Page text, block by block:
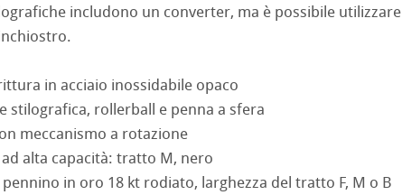
Questions
Watercolour
ad Olio/Acrilico
Illustrazione
includono un converter, ma è possibile utilizzare
in acciaio inossidabile opaco
stilografica, rollerball e penna a sfera
meccanismo a rotazione
alta capacità: tratto M, nero
in oro 18 kt rodiato, larghezza del tratto F, M o B